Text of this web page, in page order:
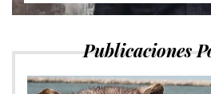
Publicaciones